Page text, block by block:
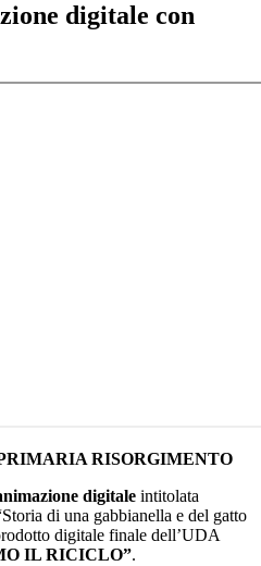
digitale con
RISORGIMENTO
digitale intitolata
di una gabbianella e del gatto
digitale finale dell’UDA
IL RICICLO”.